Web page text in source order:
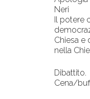
Neri
Il potere
Chiesa e
nella
Dibattito.
Cena/